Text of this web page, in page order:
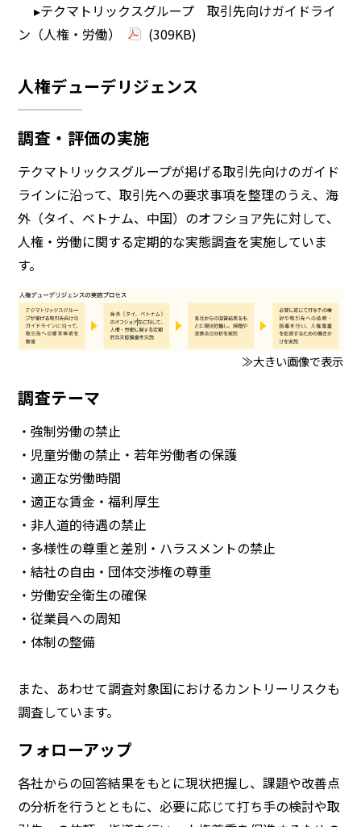
▸テクマトリックスグループ 取引先向けガイドライ
ン（人権・労働）
(309KB)
人権デューデリジェンス
調査・評価の実施
テクマトリックスグループが掲げる取引先向けのガイド
ラインに沿って、取引先への要求事項を整理のうえ、海
外（タイ、ベトナム、中国）のオフショア先に対して、
人権・労働に関する定期的な実態調査を実施していま
す。
≫大きい画像で表示
調査テーマ
・強制労働の禁止
・児童労働の禁止・若年労働者の保護
・適正な労働時間
・適正な賃金・福利厚生
・非人道的待遇の禁止
・多様性の尊重と差別・ハラスメントの禁止
・結社の自由・団体交渉権の尊重
・労働安全衛生の確保
・従業員への周知
・体制の整備
また、あわせて調査対象国におけるカントリーリスクも
調査しています。
フォローアップ
各社からの回答結果をもとに現状把握し、課題や改善点
の分析を行うとともに、必要に応じて打ち手の検討や取